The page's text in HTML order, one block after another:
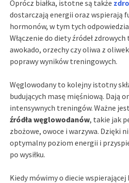
Oprócz białka, istotne są także
dostarczają energii oraz wspierają
hormonów, w tym tych
Włączenie do diety źródeł
awokado, orzechy czy oliwa z
poprawy wyników treningowych.
Węglowodany to kolejny istotny
budujących masę mięśniową. Dają
intensywnych treningów. Ważne
źródła węglowodanów, takie jak
zbożowe, owoce i warzywa. Dzięki
optymalny poziom energii i
po wysiłku.
Kiedy mówimy o diecie wspierającej